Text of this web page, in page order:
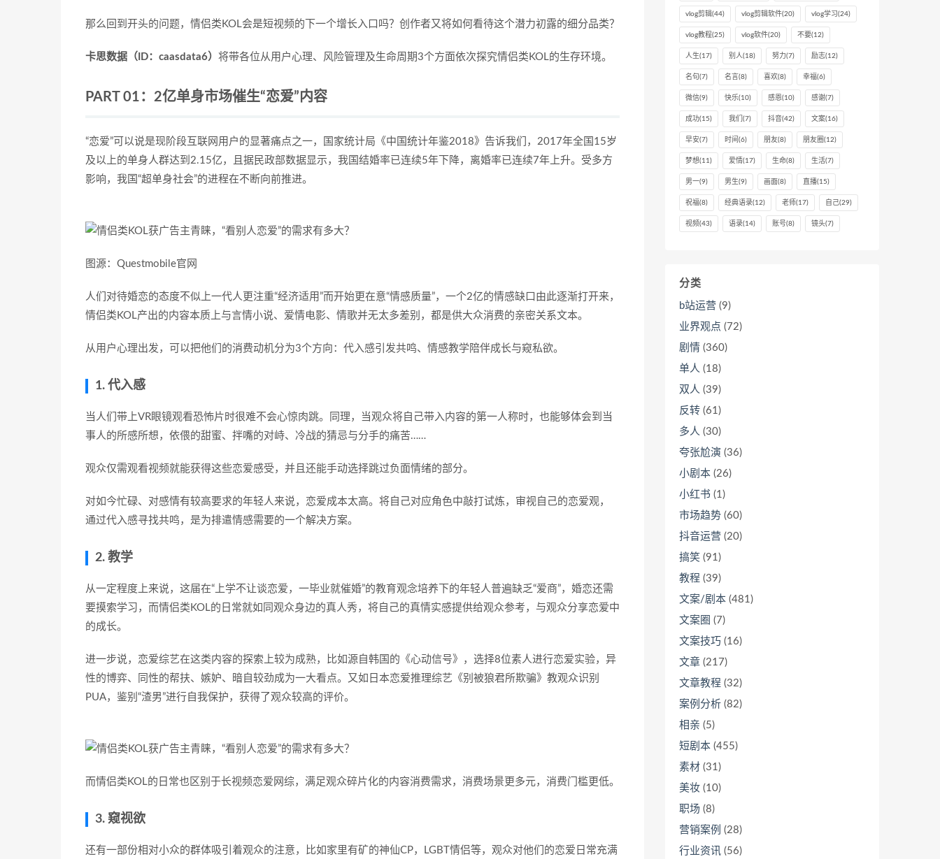
那么回到开头的问题，情侣类KOL会是短视频的下一个增长入口吗？创作者又将如何看待这个潜力初露的细分品类？
卡思数据（ID：caasdata6） 将带各位从用户心理、风险管理及生命周期3个方面依次探究情侣类KOL的生存环境。
PART 01：2亿单身市场催生“恋爱”内容
“恋爱”可以说是现阶段互联网用户的显著痛点之一，国家统计局《中国统计年鉴2018》告诉我们，2017年全国15岁
及以上的单身人群达到2.15亿，且据民政部数据显示，我国结婚率已连续5年下降，离婚率已连续7年上升。受多方
影响，我国“超单身社会”的进程在不断向前推进。
图源：Questmobile官网
人们对待婚恋的态度不似上一代人更注重“经济适用”而开始更在意“情感质量”，一个2亿的情感缺口由此逐渐打开来，
情侣类KOL产出的内容本质上与言情小说、爱情电影、情歌并无太多差别，都是供大众消费的亲密关系文本。
从用户心理出发，可以把他们的消费动机分为3个方向：代入感引发共鸣、情感教学陪伴成长与窥私欲。
1. 代入感
当人们带上VR眼镜观看恐怖片时很难不会心惊肉跳。同理，当观众将自己带入内容的第一人称时，也能够体会到当
事人的所感所想，依偎的甜蜜、拌嘴的对峙、冷战的猜忌与分手的痛苦……
观众仅需观看视频就能获得这些恋爱感受，并且还能手动选择跳过负面情绪的部分。
对如今忙碌、对感情有较高要求的年轻人来说，恋爱成本太高。将自己对应角色中敲打试炼，审视自己的恋爱观，
通过代入感寻找共鸣，是为排遣情感需要的一个解决方案。
2. 教学
从一定程度上来说，这届在“上学不让谈恋爱，一毕业就催婚”的教育观念培养下的年轻人普遍缺乏“爱商”，婚恋还需
要摸索学习，而情侣类KOL的日常就如同观众身边的真人秀，将自己的真情实感提供给观众参考，与观众分享恋爱中
的成长。
进一步说，恋爱综艺在这类内容的探索上较为成熟，比如源自韩国的《心动信号》，选择8位素人进行恋爱实验，异
性的博弈、同性的帮扶、嫉妒、暗自较劲成为一大看点。又如日本恋爱推理综艺《别被狼君所欺骗》教观众识别
PUA，鉴别“渣男”进行自我保护，获得了观众较高的评价。
而情侣类KOL的日常也区别于长视频恋爱网综，满足观众碎片化的内容消费需求，消费场景更多元，消费门槛更低。
3. 窥视欲
还有一部份相对小众的群体吸引着观众的注意，比如家里有矿的神仙CP，LGBT情侣等，观众对他们的恋爱日常充满
vlog剪辑(44) vlog剪辑软件(20) vlog学习(24)
vlog教程(25) vlog软件(20) 不要(12)
人生(17) 别人(18) 努力(7) 励志(12)
名句(7) 名言 (8) 喜欢(8) 幸福(6)
微信(9) 快乐(10) 感恩(10) 感谢(7)
成功(15) 我们 (7) 抖音(42) 文案(16)
早安(7) 时间 (6) 朋友(8) 朋友圈 (12)
梦想(11) 爱情(17) 生命(8) 生活(7)
男一(9) 男生(9) 画面(8) 直播(15)
祝福(8) 经典语录(12) 老师(17) 自己(29)
视频(43) 语录(14) 账号(8) 镜头(7)
分类
b站运营 (9)
业界观点 (72)
剧情 (360)
单人 (18)
双人 (39)
反转 (61)
多人 (30)
夸张尬演 (36)
小剧本 (26)
小红书 (1)
市场趋势 (60)
抖音运营 (20)
搞笑 (91)
教程 (39)
文案/剧本 (481)
文案圈 (7)
文案技巧 (16)
文章 (217)
文章教程 (32)
案例分析 (82)
相亲 (5)
短剧本 (455)
素材 (31)
美妆 (10)
职场 (8)
营销案例 (28)
行业资讯 (56)